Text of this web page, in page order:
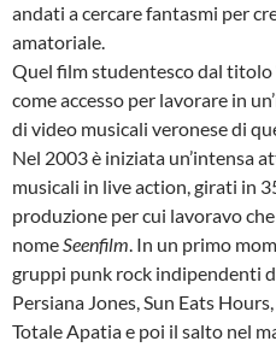
andati a cercare fantasmi per
amatoriale.
Quel film studentesco dal titolo
come accesso per lavorare in
di video musicali veronese di
Nel 2003 è iniziata un’intensa
musicali in live action, girati in
produzione per cui lavoravo
nomeSeenfilm. In un primo
gruppi punk rock indipendenti
Persiana Jones, Sun Eats
Totale Apatia e poi il salto nel